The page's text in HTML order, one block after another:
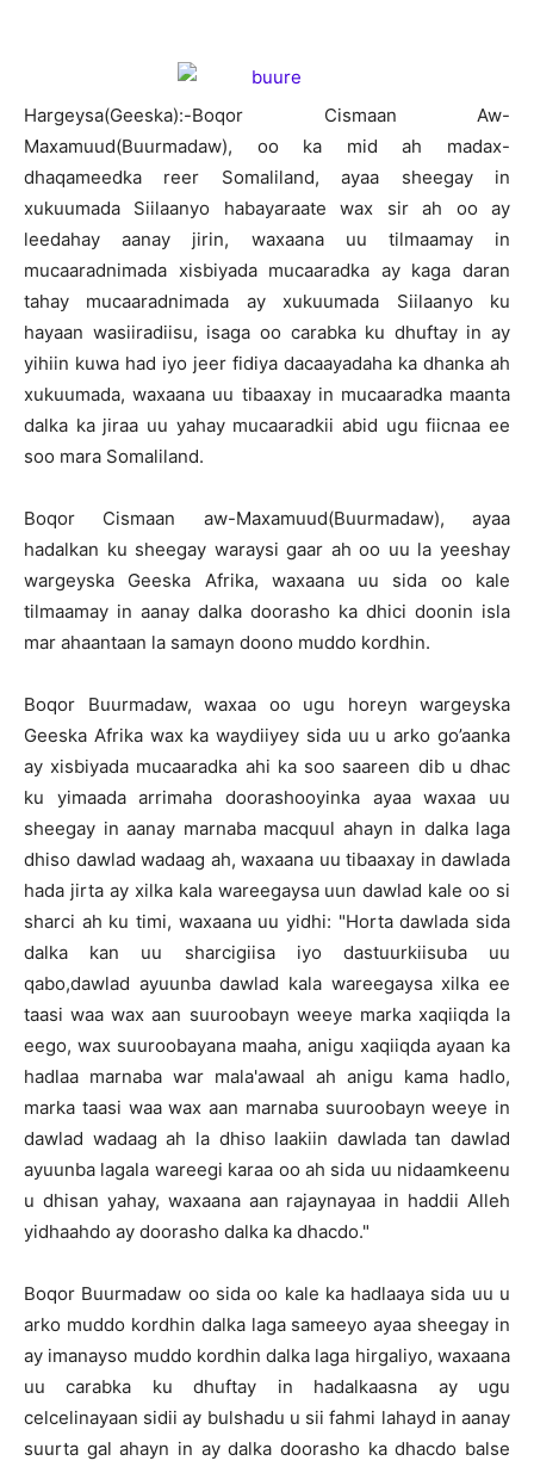
Hargeysa(Geeska):-Boqor Cismaan Aw-
Maxamuud(Buurmadaw), oo ka mid ah madax-
dhaqameedka reer Somaliland, ayaa sheegay in
xukuumada Siilaanyo habayaraate wax sir ah oo ay
leedahay aanay jirin, waxaana uu tilmaamay in
mucaaradnimada xisbiyada mucaaradka ay kaga daran
tahay mucaaradnimada ay xukuumada Siilaanyo ku
hayaan wasiiradiisu, isaga oo carabka ku dhuftay in ay
yihiin kuwa had iyo jeer fidiya dacaayadaha ka dhanka ah
xukuumada, waxaana uu tibaaxay in mucaaradka maanta
dalka ka jiraa uu yahay mucaaradkii abid ugu fiicnaa ee
soo mara Somaliland.
Boqor Cismaan aw-Maxamuud(Buurmadaw), ayaa
hadalkan ku sheegay waraysi gaar ah oo uu la yeeshay
wargeyska Geeska Afrika, waxaana uu sida oo kale
tilmaamay in aanay dalka doorasho ka dhici doonin isla
mar ahaantaan la samayn doono muddo kordhin.
Boqor Buurmadaw, waxaa oo ugu horeyn wargeyska
Geeska Afrika wax ka waydiiyey sida uu u arko go’aanka
ay xisbiyada mucaaradka ahi ka soo saareen dib u dhac
ku yimaada arrimaha doorashooyinka ayaa waxaa uu
sheegay in aanay marnaba macquul ahayn in dalka laga
dhiso dawlad wadaag ah, waxaana uu tibaaxay in dawlada
hada jirta ay xilka kala wareegaysa uun dawlad kale oo si
sharci ah ku timi, waxaana uu yidhi: "Horta dawlada sida
dalka kan uu sharcigiisa iyo dastuurkiisuba uu
qabo,dawlad ayuunba dawlad kala wareegaysa xilka ee
taasi waa wax aan suuroobayn weeye marka xaqiiqda la
eego, wax suuroobayana maaha, anigu xaqiiqda ayaan ka
hadlaa marnaba war mala'awaal ah anigu kama hadlo,
marka taasi waa wax aan marnaba suuroobayn weeye in
dawlad wadaag ah la dhiso laakiin dawlada tan dawlad
ayuunba lagala wareegi karaa oo ah sida uu nidaamkeenu
u dhisan yahay, waxaana aan rajaynayaa in haddii Alleh
yidhaahdo ay doorasho dalka ka dhacdo."
Boqor Buurmadaw oo sida oo kale ka hadlaaya sida uu u
arko muddo kordhin dalka laga sameeyo ayaa sheegay in
ay imanayso muddo kordhin dalka laga hirgaliyo, waxaana
uu carabka ku dhuftay in hadalkaasna ay ugu
celcelinayaan sidii ay bulshadu u sii fahmi lahayd in aanay
suurta gal ahayn in ay dalka doorasho ka dhacdo balse